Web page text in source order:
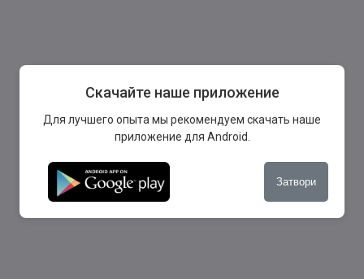
Скачайте наше приложение
Для лучшего опыта мы рекомендуем скачать наше
приложение для Android.
Затвори